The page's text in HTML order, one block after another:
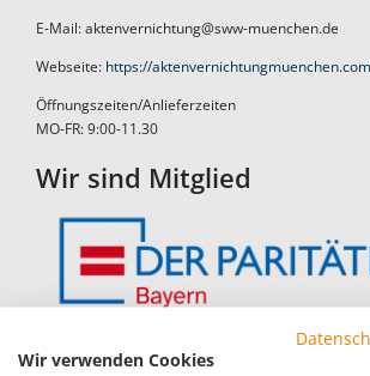
E-Mail: aktenvernichtung@sww-muenchen.de
Webseite: https://
Öffnungszeiten/Anlieferzeiten
MO-FR: 9:00-11.30
Wir sind Mitglied
Wir verwenden Cookies